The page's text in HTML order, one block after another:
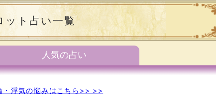
ット占い一覧
人気の占い
・浮気の悩みはこちら>> >>